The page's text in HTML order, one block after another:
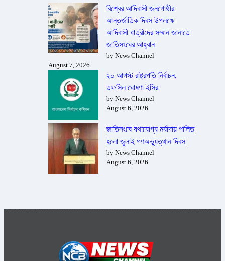
বিশ্বের আদিবাসী জনগোষ্ঠীর
আন্তর্জাতিক দিবস উপলক্ষে
আদিবাসী ধাত্রীদের সম্মান জানাতে
জাতিসংঘের আহ্বান
by News Channel
August 7, 2026
২০ আগস্ট রাষ্ট্রপতি নির্বাচন,
তফসিল ঘোষণা ইসির
by News Channel
August 6, 2026
জাতিসংঘে যথাযোগ্য মর্যাদায় পালিত
হলো জুলাই গণঅভ্যুত্থান দিবস
by News Channel
August 6, 2026